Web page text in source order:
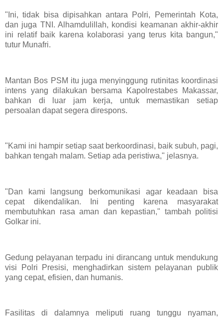
"Ini, tidak bisa dipisahkan antara Polri, Pemerintah Kota,
dan juga TNI. Alhamdulillah, kondisi keamanan akhir-akhir
ini relatif baik karena kolaborasi yang terus kita bangun,"
tutur Munafri.
Mantan Bos PSM itu juga menyinggung rutinitas koordinasi
intens yang dilakukan bersama Kapolrestabes Makassar,
bahkan di luar jam kerja, untuk memastikan setiap
persoalan dapat segera direspons.
"Kami ini hampir setiap saat berkoordinasi, baik subuh, pagi,
bahkan tengah malam. Setiap ada peristiwa," jelasnya.
"Dan kami langsung berkomunikasi agar keadaan bisa
cepat dikendalikan. Ini penting karena masyarakat
membutuhkan rasa aman dan kepastian," tambah politisi
Golkar ini.
Gedung pelayanan terpadu ini dirancang untuk mendukung
visi Polri Presisi, menghadirkan sistem pelayanan publik
yang cepat, efisien, dan humanis.
Fasilitas di dalamnya meliputi ruang tunggu nyaman,